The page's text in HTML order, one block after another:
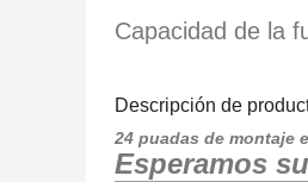
Capacidad de la
Descripción de
24 puadas de montaje
Esperamos